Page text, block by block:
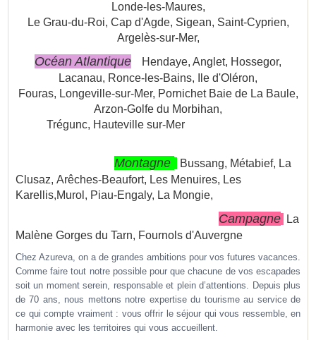
Londe-les-Maures,
Le Grau-du-Roi, Cap d'Agde, Sigean, Saint-Cyprien,
Argelès-sur-Mer,
Océan Atlantique
Hendaye, Anglet, Hossegor,
Lacanau, Ronce-les-Bains, Ile d'Oléron,
Fouras, Longeville-sur-Mer, Pornichet Baie de La Baule,
Arzon-Golfe du Morbihan,
Trégunc, Hauteville sur-Mer
Montagne
Bussang, Métabief, La
Clusaz, Arêches-Beaufort, Les Menuires, Les
Karellis,Murol, Piau-Engaly, La Mongie,
Campagne
La
Malène Gorges du Tarn, Fournols d'Auvergne
Chez Azureva, on a de grandes ambitions pour vos futures vacances.
Comme faire tout notre possible pour que chacune de vos escapades
soit un moment serein, responsable et plein d’attentions. Depuis plus
de 70 ans, nous mettons notre expertise du tourisme au service de
ce qui compte vraiment : vous offrir le séjour qui vous ressemble, en
harmonie avec les territoires qui vous accueillent.